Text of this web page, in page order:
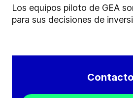
Los equipos piloto de GEA
para sus decisiones de
Contacto